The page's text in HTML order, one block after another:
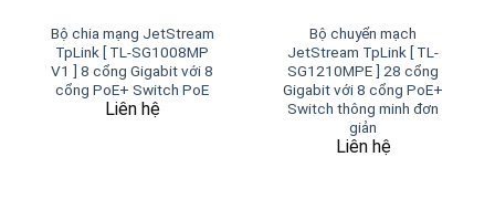
Bộ chia mạng JetStream
TpLink [ TL-SG1008MP
V1 ] 8 cổng Gigabit với 8
cổng PoE+ Switch PoE
Liên hệ
Bộ chuyển mạch
JetStream TpLink [ TL-
SG1210MPE ] 28 cổng
Gigabit với 8 cổng PoE+
Switch thông minh đơn
giản
Liên hệ